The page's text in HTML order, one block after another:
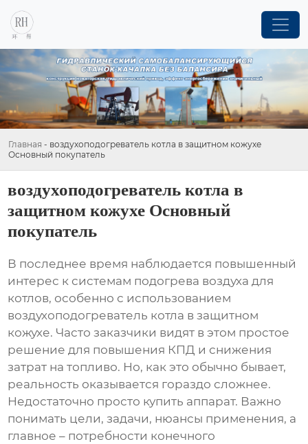
Главная - воздухоподогреватель котла в защитном кожухе
Основный покупатель
воздухоподогреватель котла в
защитном кожухе Основный
покупатель
В последнее время наблюдается повышенный
интерес к системам подогрева воздуха для
котлов, особенно с использованием
воздухоподогреватель котла в защитном
кожухе. Часто заказчики видят в этом простое
решение для повышения КПД и снижения
затрат на топливо. Но, как это обычно бывает,
реальность оказывается гораздо сложнее.
Недостаточно просто купить аппарат. Важно
понимать цели, задачи, нюансы применения, а
главное – потребности конечного